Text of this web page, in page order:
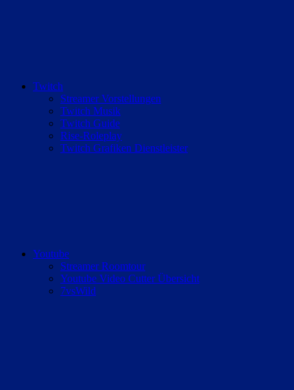
Twitch
Streamer Vorstellungen
Twitch Musik
Twitch Guide
Rise-Roleplay
Twitch Grafiken Dienstleister
Youtube
Streamer Roomtour
Youtube Video Cutter Übersicht
7vsWild